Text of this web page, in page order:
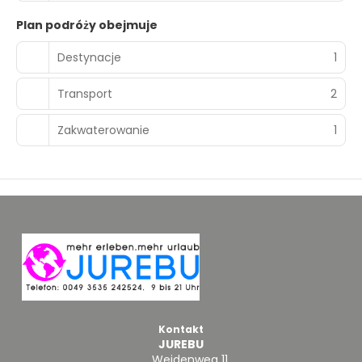
Plan podróży obejmuje
Destynacje
1
Transport 2
Zakwaterowanie 1
Kontakt
JUREBU